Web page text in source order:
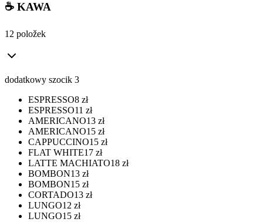
☕ KAWA
12 položek
dodatkowy szocik 3
ESPRESSO8 zł
ESPRESSO11 zł
AMERICANO13 zł
AMERICANO15 zł
CAPPUCCINO15 zł
FLAT WHITE17 zł
LATTE MACHIATO18 zł
BOMBON13 zł
BOMBON15 zł
CORTADO13 zł
LUNGO12 zł
LUNGO15 zł